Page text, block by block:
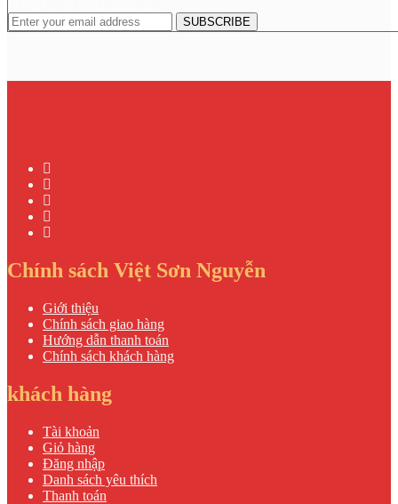
Chính sách Việt Sơn Nguyễn
Giới thiệu
Chính sách giao hàng
Hướng dẫn thanh toán
Chính sách khách hàng
khách hàng
Tài khoản
Giỏ hàng
Đăng nhập
Danh sách yêu thích
Thanh toán